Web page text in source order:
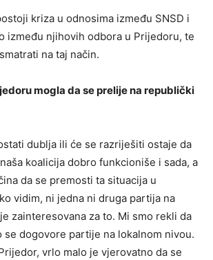
kriza u odnosima između SNSD i
između njihovih odbora u Prijedoru, te
na taj način.
mogla da se prelije na republički
dublja ili će se razriješiti ostaje da
koalicija dobro funkcioniše i sada, a
da se premosti ta situacija u
vidim, ni jedna ni druga partija na
zainteresovana za to. Mi smo rekli da
se dogovore partije na lokalnom nivou.
vrlo malo je vjerovatno da se